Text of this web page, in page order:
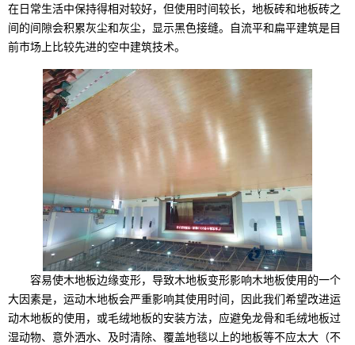
在日常生活中保持得相对较好，但使用时间较长，地板砖和地板砖之
间的间隙会积累灰尘和灰尘，显示黑色接缝。自流平和扁平建筑是目
前市场上比较先进的空中建筑技术。
容易使木地板边缘变形，导致木地板变形影响木地板使用的一个
大因素是，运动木地板会严重影响其使用时间，因此我们希望改进运
动木地板的使用，或毛绒地板的安装方法，应避免龙骨和毛绒地板过
湿动物、意外洒水、及时清除、覆盖地毯以上的地板等不应太大（不